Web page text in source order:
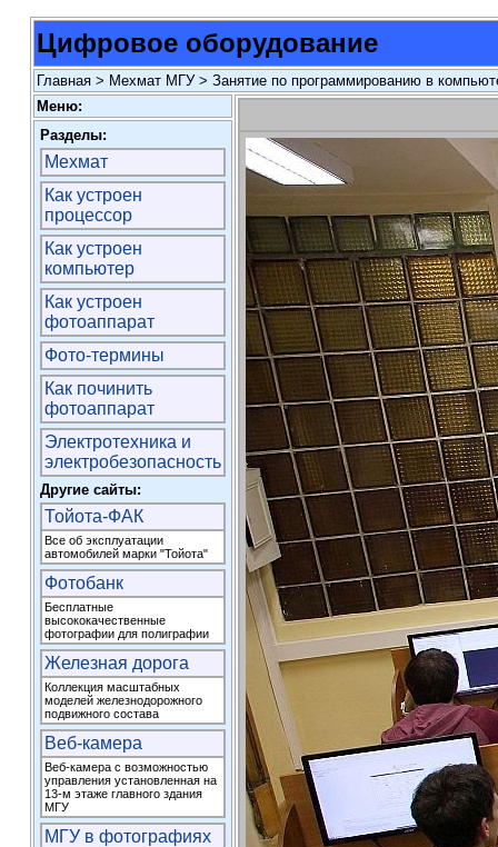
Цифровое оборудование
Главная > Мехмат МГУ> Занятие по программированию в
Меню:
Разделы:
Мехмат
Как устроен
процессор
Как устроен
компьютер
Как устроен
фотоаппарат
Фото-термины
Как починить
фотоаппарат
Электротехника и
электробезопасность
Другие сайты:
Тойота-ФАК
Все об эксплуатации
автомобилей марки "Тойота"
Фотобанк
Бесплатные
высококачественные
фотографии для полиграфии
Железная дорога
Коллекция масштабных
моделей железнодорожного
подвижного состава
Веб-камера
Веб-камера с возможностью
управления установленная на
13-м этаже главного здания
МГУ
МГУ в фотографиях